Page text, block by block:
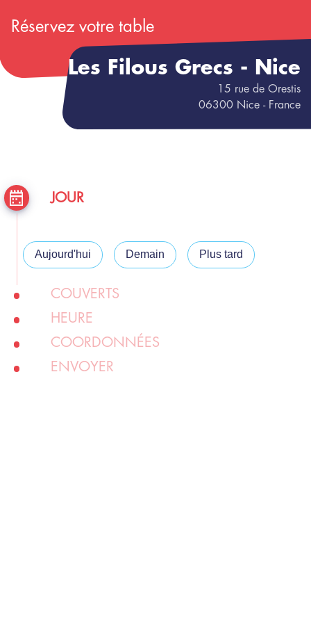
Réservez votre table
Les Filous Grecs - Nice
15 rue de Orestis
06300 Nice - France
JOUR
Aujourd'hui Demain Plus tard
COUVERTS
HEURE
COORDONNÉES
ENVOYER